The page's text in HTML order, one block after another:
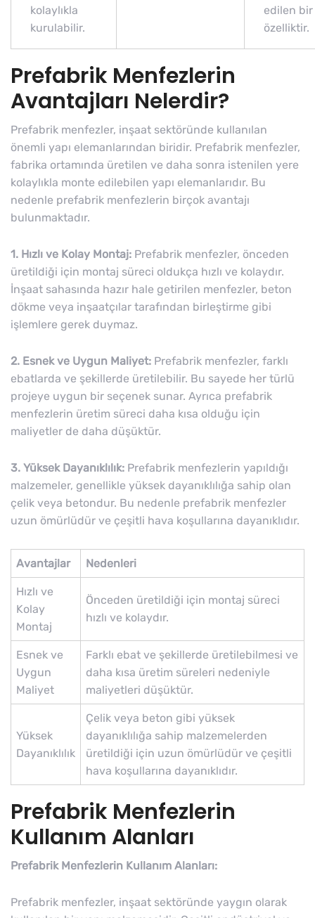
kolaylıkla
kurulabilir.
edilen bir
özelliktir.
Prefabrik Menfezlerin
Avantajları Nelerdir?
Prefabrik menfezler, inşaat sektöründe kullanılan
önemli yapı elemanlarından biridir. Prefabrik menfezler,
fabrika ortamında üretilen ve daha sonra istenilen yere
kolaylıkla monte edilebilen yapı elemanlarıdır. Bu
nedenle prefabrik menfezlerin birçok avantajı
bulunmaktadır.
1. Hızlı ve Kolay Montaj: Prefabrik menfezler, önceden
üretildiği için montaj süreci oldukça hızlı ve kolaydır.
İnşaat sahasında hazır hale getirilen menfezler, beton
dökme veya inşaatçılar tarafından birleştirme gibi
işlemlere gerek duymaz.
2. Esnek ve Uygun Maliyet: Prefabrik menfezler, farklı
ebatlarda ve şekillerde üretilebilir. Bu sayede her türlü
projeye uygun bir seçenek sunar. Ayrıca prefabrik
menfezlerin üretim süreci daha kısa olduğu için
maliyetler de daha düşüktür.
3. Yüksek Dayanıklılık: Prefabrik menfezlerin yapıldığı
malzemeler, genellikle yüksek dayanıklılığa sahip olan
çelik veya betondur. Bu nedenle prefabrik menfezler
uzun ömürlüdür ve çeşitli hava koşullarına dayanıklıdır.
Avantajlar Nedenleri
Hızlı ve
Kolay
Montaj
Önceden üretildiği için montaj süreci
hızlı ve kolaydır.
Esnek ve
Uygun
Maliyet
Farklı ebat ve şekillerde üretilebilmesi ve
daha kısa üretim süreleri nedeniyle
maliyetleri düşüktür.
Yüksek
Dayanıklılık
Çelik veya beton gibi yüksek
dayanıklılığa sahip malzemelerden
üretildiği için uzun ömürlüdür ve çeşitli
hava koşullarına dayanıklıdır.
Prefabrik Menfezlerin
Kullanım Alanları
Prefabrik Menfezlerin Kullanım Alanları:
Prefabrik menfezler, inşaat sektöründe yaygın olarak